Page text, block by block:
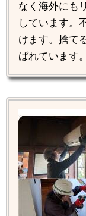
なく海外にも
しています。
けます。捨て
ばれています。